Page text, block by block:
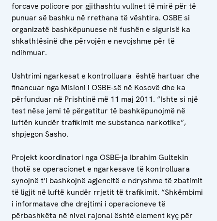
forcave policore por gjithashtu vullnet të mirë për të
punuar së bashku në rrethana të vështira. OSBE si
organizatë bashkëpunuese në fushën e sigurisë ka
shkathtësinë dhe përvojën e nevojshme për të
ndihmuar.
Ushtrimi ngarkesat e kontrolluara është hartuar dhe
financuar nga Misioni i OSBE-së në Kosovë dhe ka
përfunduar në Prishtinë më 11 maj 2011. “Ishte si një
test nëse jemi të përgatitur të bashkëpunojmë në
luftën kundër trafikimit me substanca narkotike”,
shpjegon Sasho.
Projekt koordinatori nga OSBE-ja Ibrahim Gultekin
thotë se operacionet e ngarkesave të kontrolluara
synojnë t’i bashkojnë agjencitë e ndryshme të zbatimit
të ligjit në luftë kundër rrjetit të trafikimit. “Shkëmbimi
i informatave dhe drejtimi i operacioneve të
përbashkëta në nivel rajonal është element kyç për